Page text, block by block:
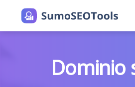
Dominio